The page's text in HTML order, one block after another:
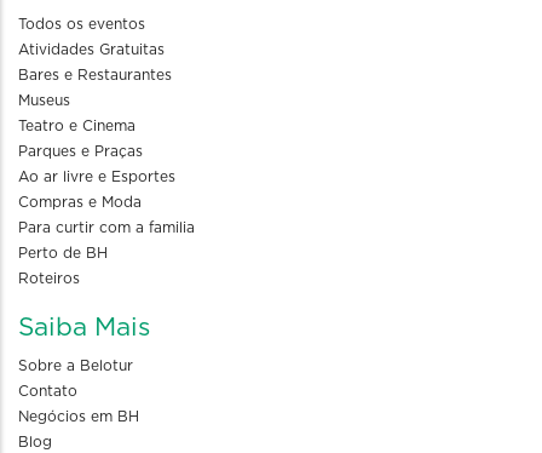
Todos os eventos
Atividades Gratuitas
Bares e Restaurantes
Museus
Teatro e Cinema
Parques e Praças
Ao ar livre e Esportes
Compras e Moda
Para curtir com a familia
Perto de BH
Roteiros
Saiba Mais
Sobre a Belotur
Contato
Negócios em BH
Blog